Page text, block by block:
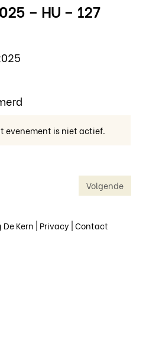
– HU – 127
evenement is niet actief.
Volgende
Kern | Privacy Contact